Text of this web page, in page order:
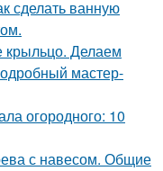
сделать ванную
крыльцо. Делаем
мастер-
огородного: 10
с навесом. Общие